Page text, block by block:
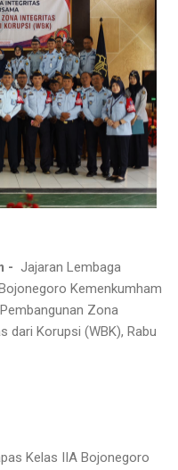
- Jajaran Lembaga
Kemenkumham
Zona
dari Korupsi (WBK), Rabu
Kelas IIA Bojonegoro